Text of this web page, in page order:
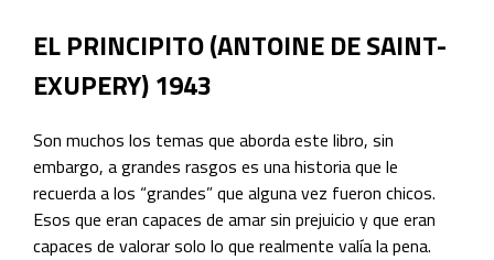
EL PRINCIPITO (ANTOINE DE SAINT-
EXUPERY) 1943
Son muchos los temas que aborda este libro, sin
embargo, a grandes rasgos es una historia que le
recuerda a los “grandes” que alguna vez fueron chicos.
Esos que eran capaces de amar sin prejuicio y que eran
capaces de valorar solo lo que realmente valía la pena.